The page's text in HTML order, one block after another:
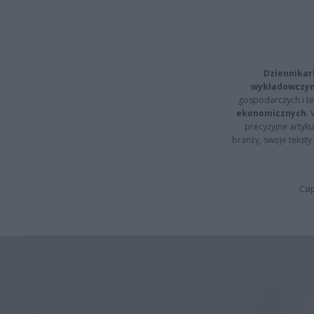
gospodarczych i
ekonomicznych.
precyzyjne
branży, swoje